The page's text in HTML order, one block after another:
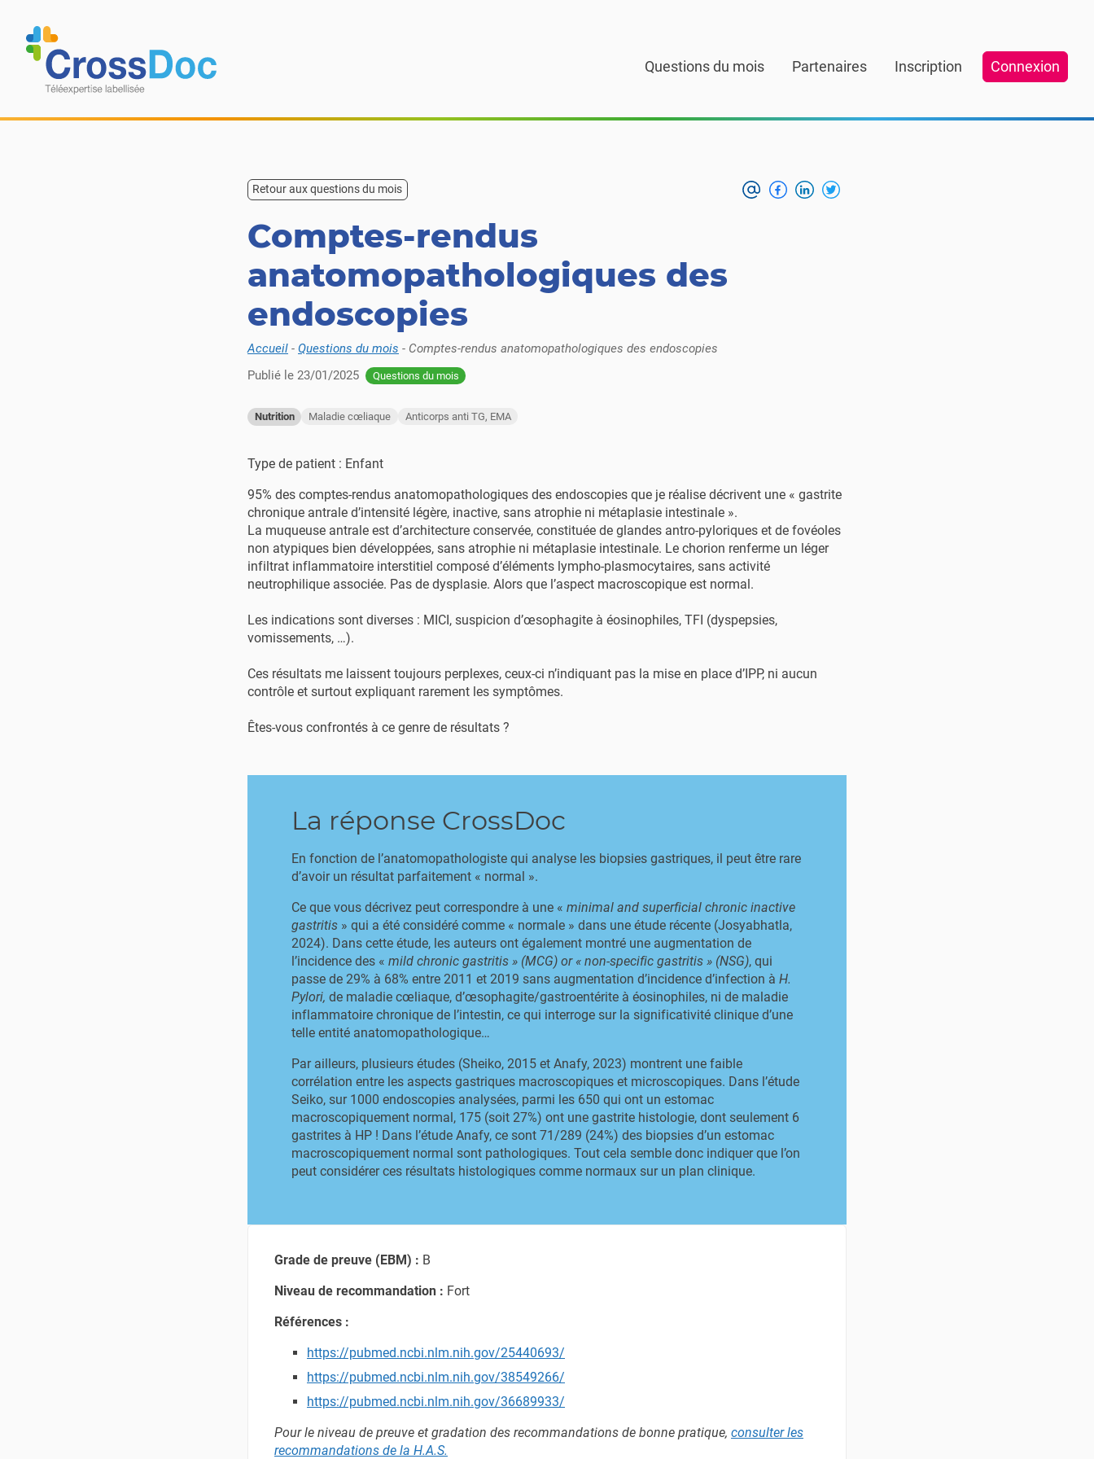
Questions du mois Partenaires Inscription Connexion
Retour aux questions du mois
Comptes-rendus
anatomopathologiques des
endoscopies
Accueil - Questions du mois - Comptes-rendus anatomopathologiques des endoscopies
Publié le 23/01/2025 Questions du mois
Nutrition Maladie cœliaque ​Anticorps anti TG, EMA
Type de patient : Enfant
95% des comptes-rendus anatomopathologiques des endoscopies que je réalise décrivent une « gastrite
chronique antrale d’intensité légère, inactive, sans atrophie ni métaplasie intestinale ».
La muqueuse antrale est d’architecture conservée, constituée de glandes antro-pyloriques et de fovéoles
non atypiques bien développées, sans atrophie ni métaplasie intestinale. Le chorion renferme un léger
infiltrat inflammatoire interstitiel composé d’éléments lympho-plasmocytaires, sans activité
neutrophilique associée. Pas de dysplasie. Alors que l’aspect macroscopique est normal.
Les indications sont diverses : MICI, suspicion d’œsophagite à éosinophiles, TFI (dyspepsies,
vomissements, …).
Ces résultats me laissent toujours perplexes, ceux-ci n’indiquant pas la mise en place d’IPP, ni aucun
contrôle et surtout expliquant rarement les symptômes.
Êtes-vous confrontés à ce genre de résultats ?
La réponse CrossDoc
En fonction de l’anatomopathologiste qui analyse les biopsies gastriques, il peut être rare
d’avoir un résultat parfaitement « normal ».
Ce que vous décrivez peut correspondre à une «minimal and superficial chronic inactive
gastritis » qui a été considéré comme « normale » dans une étude récente (Josyabhatla,
2024). Dans cette étude, les auteurs ont également montré une augmentation de
l’incidence des «mild chronic gastritis » (MCG) or « non-specific gastritis » (NSG), qui
passe de 29% à 68% entre 2011 et 2019 sans augmentation d’incidence d’infection àH.
Pylori, de maladie cœliaque, d’œsophagite/gastroentérite à éosinophiles, ni de maladie
inflammatoire chronique de l’intestin, ce qui interroge sur la significativité clinique d’une
telle entité anatomopathologique…
Par ailleurs, plusieurs études (Sheiko, 2015 et Anafy, 2023) montrent une faible
corrélation entre les aspects gastriques macroscopiques et microscopiques. Dans l’étude
Seiko, sur 1000 endoscopies analysées, parmi les 650 qui ont un estomac
macroscopiquement normal, 175 (soit 27%) ont une gastrite histologie, dont seulement 6
gastrites à HP ! Dans l’étude Anafy, ce sont 71/289 (24%) des biopsies d’un estomac
macroscopiquement normal sont pathologiques. Tout cela semble donc indiquer que l’on
peut considérer ces résultats histologiques comme normaux sur un plan clinique.
Grade de preuve (EBM) : B
Niveau de recommandation : Fort
Références :
https://pubmed.ncbi.nlm.nih.gov/25440693/
https://pubmed.ncbi.nlm.nih.gov/38549266/
https://pubmed.ncbi.nlm.nih.gov/36689933/
Pour le niveau de preuve et gradation des recommandations de bonne pratique, consulter les
recommandations de la H.A.S.